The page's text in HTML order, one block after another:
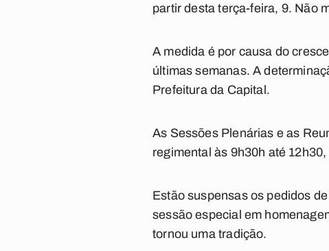
partir desta terça-feira, 9. Não
A medida é por causa do
últimas semanas. A
Prefeitura da Capital.
As Sessões Plenárias e as
regimental às 9h30h até
Estão suspensas os pedidos
sessão especial em
tornou uma tradição.